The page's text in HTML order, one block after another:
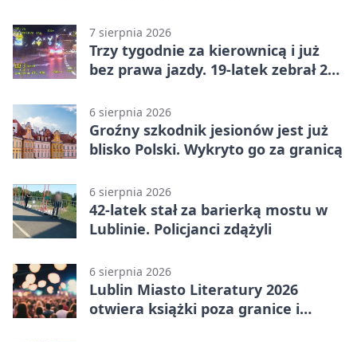
7 sierpnia 2026
Trzy tygodnie za kierownicą i już
bez prawa jazdy. 19-latek zebrał 23
6 sierpnia 2026
Groźny szkodnik jesionów jest już
blisko Polski. Wykryto go za granicą
6 sierpnia 2026
42-latek stał za barierką mostu w
Lublinie. Policjanci zdążyli
6 sierpnia 2026
Lublin Miasto Literatury 2026
otwiera książki poza granice i